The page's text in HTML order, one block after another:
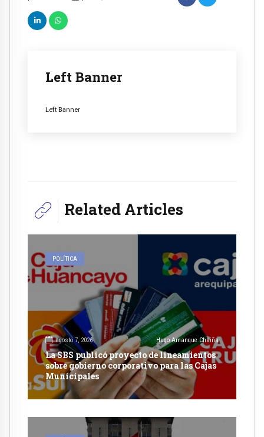
Left Banner
Left Banner
Related Articles
POLÍTICA
agosto 7, 2026 Hugo Amanque Chaiña
La SBS publicó proyecto de lineamientos
sobre gobierno corporativo para las Cajas
Municipales